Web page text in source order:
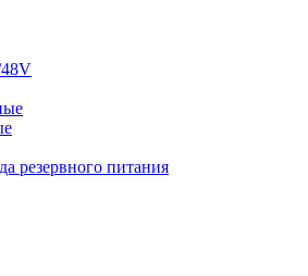
резервного питания